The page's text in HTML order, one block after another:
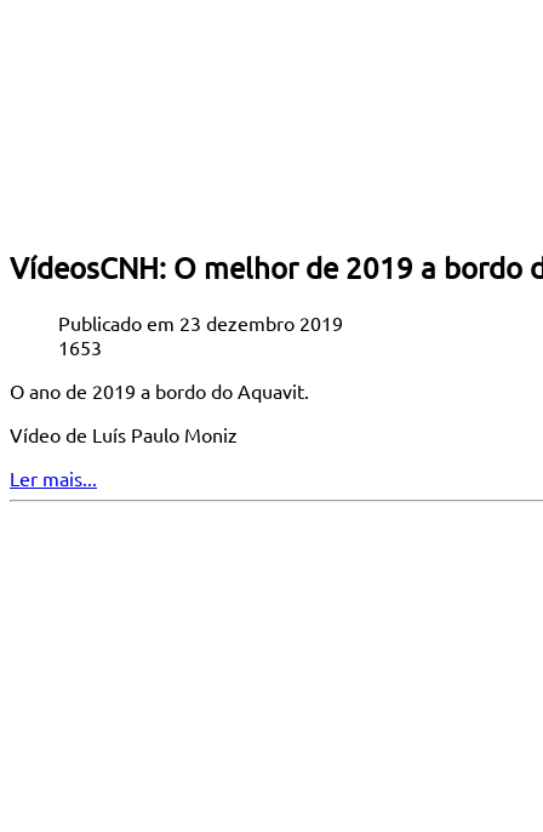
VídeosCNH: O melhor de 2019 a bordo
Publicado em 23 dezembro 2019
1653
O ano de 2019 a bordo do Aquavit.
Vídeo de Luís Paulo Moniz
Ler mais...